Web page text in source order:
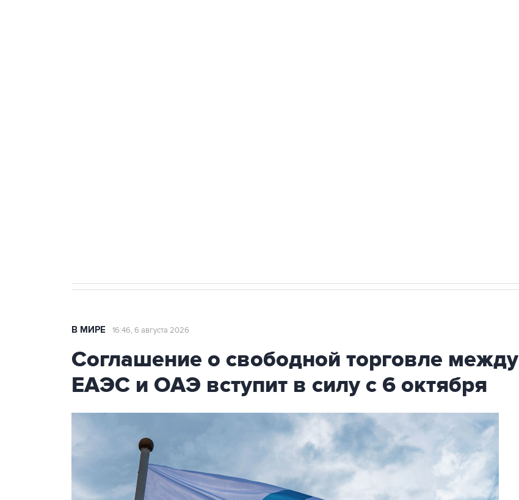
В МИРЕ 16:46, 6 августа 2026
Соглашение о свободной торговле между
ЕАЭС и ОАЭ вступит в силу с 6 октября